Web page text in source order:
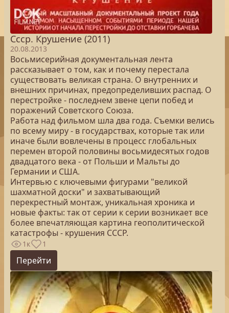
Ссср. Крушение (2011)
20.08.2013
Восьмисерийная документальная лента
рассказывает о том, как и почему перестала
существовать великая страна. О внутренних и
внешних причинах, предопределивших распад. О
перестройке - последнем звене цепи побед и
поражений Советского Союза.
Работа над фильмом шла два года. Съемки велись
по всему миру - в государствах, которые так или
иначе были вовлечены в процесс глобальных
перемен второй половины восьмидесятых годов
двадцатого века - от Польши и Мальты до
Германии и США.
Интервью с ключевыми фигурами "великой
шахматной доски" и захватывающий
перекрестный монтаж, уникальная хроника и
новые факты: так от серии к серии возникает все
более впечатляющая картина геополитической
катастрофы - крушения СССР.
1к 1
Перейти